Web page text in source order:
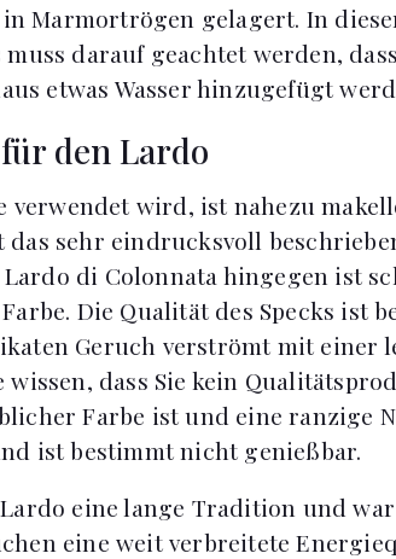
Marmortrögen gelagert. In
darauf geachtet werden,
etwas Wasser hinzugefügt
den Lardo
verwendet wird, ist nahezu
sehr eindrucksvoll
di Colonnata hingegen ist
Die Qualität des Specks ist
Geruch verströmt mit einer
dass Sie kein
Farbe ist und eine ranzige
ist bestimmt nicht genießbar.
eine lange Tradition und
eine weit verbreitete